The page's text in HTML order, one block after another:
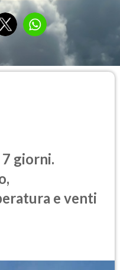
giorni.
e venti